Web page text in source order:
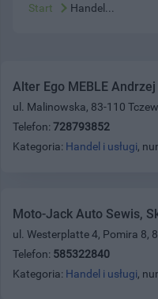
Start Handel...
Alter Ego MEBLE
ul. Malinowska, 83-110 Tczew
Telefon: 728793852
Kategoria: Handel i usługi,
Moto-Jack Auto Sewis,
ul. Westerplatte 4, Pomira 8,
Telefon: 585322840
Kategoria: Handel i usługi,